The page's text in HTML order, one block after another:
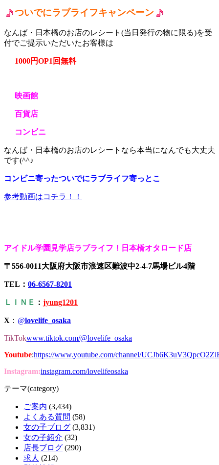
ついでにラブライフキャンペーン
なんば・日本橋のお店のレシート(当日発行の物に限る)を受
付でご提示いただいたお客様は
1000円OP1回無料
映画館
百貨店
コンビニ
なんば・日本橋のお店のレシートなら本当になんでも大丈夫
です(^^♪
コンビニ寄ったついでにラブライフ寄っとこ
参考動画はコチラ！！
アイドル学園見学店ラブライフ！日本橋オタロード店
〒556-0011大阪府大阪市浪速区難波中2-4-7馬場ビル4階
TEL： 06-6567-8201
ＬＩＮＥ ： jyung1201
X ： @lovelife_osaka
TikTokwww.tiktok.com/@lovelife_osaka
Youtube:https://www.youtube.com/channel/
Instagram:instagram.com/lovelifeosaka
テーマ(category)
ご案内 (3,434)
よくある質問 (58)
女の子ブログ (3,831)
女の子紹介 (32)
店長ブログ (290)
求人 (214)